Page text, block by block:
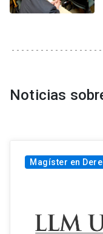
Noticias
Magíster en